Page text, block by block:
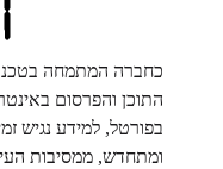
כחברה המתמחה
התוכן והפרסום
בפורטל, למידע נגיש
ומתחדש, ממסיבות